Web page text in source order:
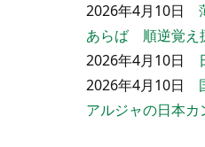
2026年4月10日
あらば 順逆覚え
2026年4月10日
2026年4月10日
アルジャの日本